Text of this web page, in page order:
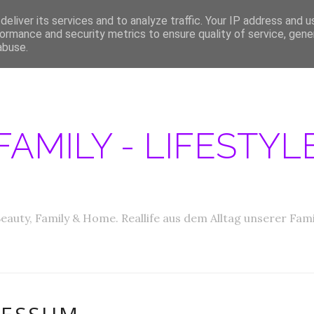
MEDIA DATEN ABOUT PRODUKTTESTER GESUCHT
-
Family & Home. Reallife aus dem Alltag unserer
its services and to analyze traffic. Your IP address and
and security metrics to ensure quality of service,